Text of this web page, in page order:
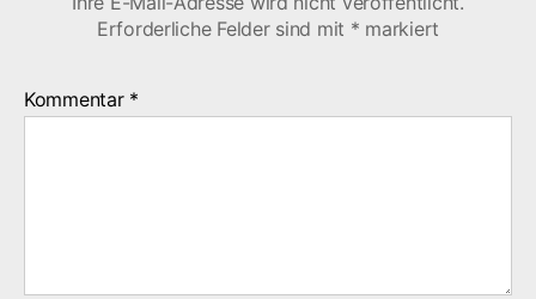
Erforderliche Felder sind mit * markiert
Kommentar *